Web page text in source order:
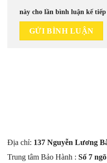
này cho lần bình luận kế
Địa chỉ: 137 Nguyễn Lương
Trung tâm Bảo Hành : Số 7